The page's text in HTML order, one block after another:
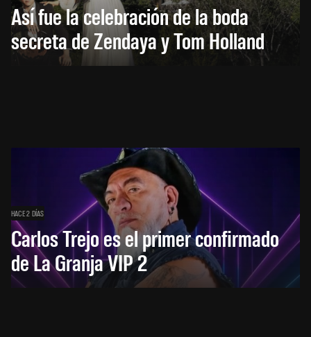
Así fue la celebración de la boda
secreta de Zendaya y Tom Holland
HACE 2 DÍAS
Carlos Trejo es el primer confirmado
de La Granja VIP 2